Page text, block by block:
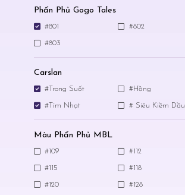
Phấn Phủ Gogo Tales
#801 #802
#803
Carslan
#Trong Suốt #Hồng
#Tím Nhạt # Siêu Kiềm Dầu
Màu Phấn Phủ MBL
#109 #112
#115 #118
#120 #128